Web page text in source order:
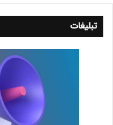
تبلیغات